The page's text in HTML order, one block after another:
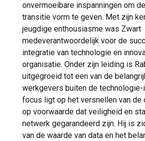
onvermoeibare inspanningen om
transitie vorm te geven. Met zijn
jeugdige enthousiasme was Zwart
medeverantwoordelijk voor de
integratie van technologie en
organisatie. Onder zijn leiding is
uitgegroeid tot een van de
werkgevers buiten de technologie-
focus ligt op het versnellen van de
op voorwaarde dat veiligheid en
netwerk gegarandeerd zijn. Hij is
van de waarde van data en het